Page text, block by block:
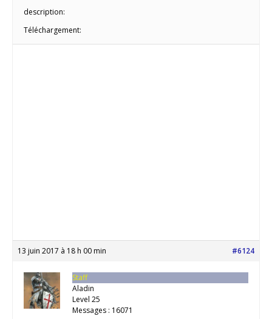
description:
Téléchargement:
13 juin 2017 à 18 h 00 min #6124
Staff
Aladin
Level 25
Messages : 16071